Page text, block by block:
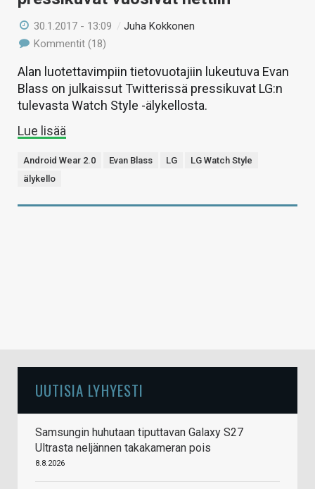
30.1.2017 - 13:09 /Juha Kokkonen
Kommentit (18)
Alan luotettavimpiin tietovuotajiin lukeutuva Evan
Blass on julkaissut Twitterissä pressikuvat LG:n
tulevasta Watch Style -älykellosta.
Lue lisää
Android Wear 2.0 Evan Blass LG
LG Watch Style
älykello
UUTISIA LYHYESTI
Samsungin huhutaan tiputtavan Galaxy S27
Ultrasta neljännen takakameran pois
8.8.2026